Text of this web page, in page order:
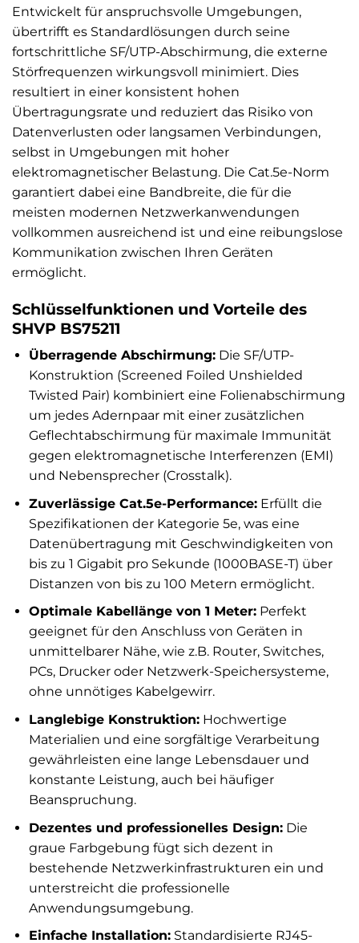
Entwickelt für anspruchsvolle Umgebungen,
übertrifft es Standardlösungen durch seine
fortschrittliche SF/UTP-Abschirmung, die externe
Störfrequenzen wirkungsvoll minimiert. Dies
resultiert in einer konsistent hohen
Übertragungsrate und reduziert das Risiko von
Datenverlusten oder langsamen Verbindungen,
selbst in Umgebungen mit hoher
elektromagnetischer Belastung. Die Cat.5e-Norm
garantiert dabei eine Bandbreite, die für die
meisten modernen Netzwerkanwendungen
vollkommen ausreichend ist und eine reibungslose
Kommunikation zwischen Ihren Geräten
ermöglicht.
Schlüsselfunktionen und Vorteile des
SHVP BS75211
Überragende Abschirmung:Die SF/UTP-
Konstruktion (Screened Foiled Unshielded
Twisted Pair) kombiniert eine Folienabschirmung
um jedes Adernpaar mit einer zusätzlichen
Geflechtabschirmung für maximale Immunität
gegen elektromagnetische Interferenzen (EMI)
und Nebensprecher (Crosstalk).
Zuverlässige Cat.5e-Performance:Erfüllt die
Spezifikationen der Kategorie 5e, was eine
Datenübertragung mit Geschwindigkeiten von
bis zu 1 Gigabit pro Sekunde (1000BASE-T) über
Distanzen von bis zu 100 Metern ermöglicht.
Optimale Kabellänge von 1 Meter:Perfekt
geeignet für den Anschluss von Geräten in
unmittelbarer Nähe, wie z.B. Router, Switches,
PCs, Drucker oder Netzwerk-Speichersysteme,
ohne unnötiges Kabelgewirr.
Langlebige Konstruktion:Hochwertige
Materialien und eine sorgfältige Verarbeitung
gewährleisten eine lange Lebensdauer und
konstante Leistung, auch bei häufiger
Beanspruchung.
Dezentes und professionelles Design:Die
graue Farbgebung fügt sich dezent in
bestehende Netzwerkinfrastrukturen ein und
unterstreicht die professionelle
Anwendungsumgebung.
Einfache Installation:Standardisierte RJ45-